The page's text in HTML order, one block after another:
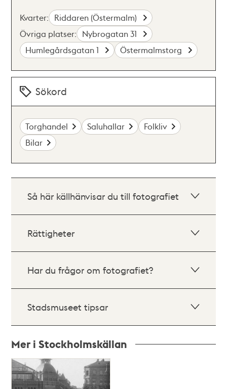
Kvarter: Riddaren (Östermalm)
Övriga platser: Nybrogatan 31
Humlegårdsgatan 1
Östermalmstorg
Sökord
Torghandel Saluhallar
Folkliv
Bilar
Så här källhänvisar du till fotografiet
Rättigheter
Har du frågor om fotografiet?
Stadsmuseet tipsar
Mer i Stockholmskällan
Relaterade
poster